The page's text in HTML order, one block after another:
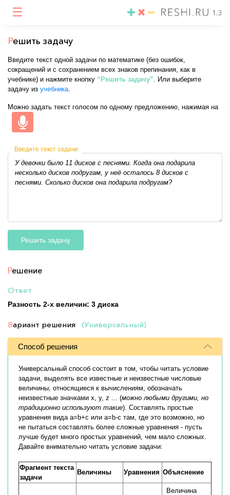
☰ 1.3
Решить задачу
Введите текст одной задачи по математике (без ошибок,
сокращений и с сохранением всех знаков препинания, как в
учебнике) и нажмите кнопку “Решить задачу”. Или выберите
задачу из учебника.
Можно задать текст голосом по одному предложению, нажимая на
Введите текст задачи
Решить задачу
Решение
Ответ
Разность 2-х величин: 3 диска
Вариант решения (Универсальный)
Способ решения
Универсальный способ состоит в том, чтобы читать условие
задачи, выделять все известные и неизвестные числовые
величины, относящиеся к вычислениям, обозначать
неизвестные значками x, y, z ... (можно любыми другими, но
традиционно используют такие). Составлять простые
уравнения вида a=b+c или a=b-c там, где это возможно, но
не пытаться составлять более сложные уравнения - пусть
лучше будет много простых уравнений, чем мало сложных.
Давайте внимательно читать условие задачи:
Фрагмент текста
задачи
Величины Уравнения Объяснение
Величина